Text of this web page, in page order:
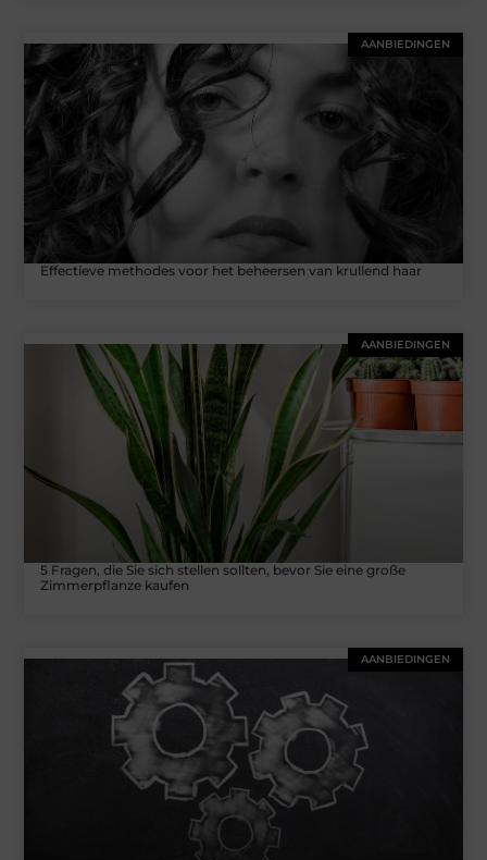
AANBIEDINGEN
Effectieve methodes voor het beheersen van krullend haar
AANBIEDINGEN
5 Fragen, die Sie sich stellen sollten, bevor Sie eine große
Zimmerpflanze kaufen
AANBIEDINGEN